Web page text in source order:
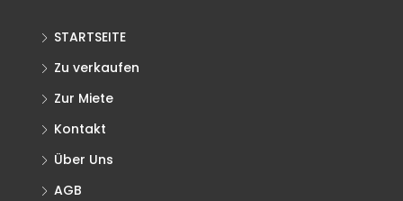
STARTSEITE
Zu verkaufen
Zur Miete
Kontakt
Über Uns
AGB